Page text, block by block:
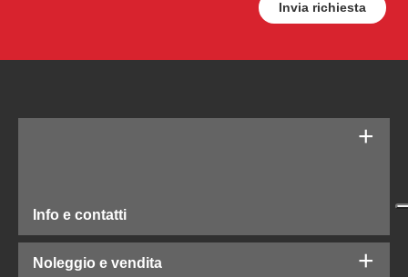
Info e contatti
Noleggio e vendita